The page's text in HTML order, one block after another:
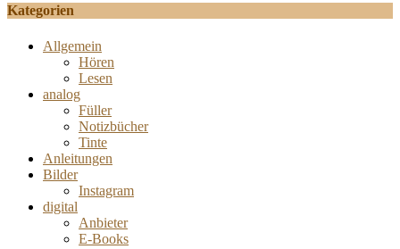
Kategorien
Allgemein
Hören
Lesen
analog
Füller
Notizbücher
Tinte
Anleitungen
Bilder
Instagram
digital
Anbieter
E-Books